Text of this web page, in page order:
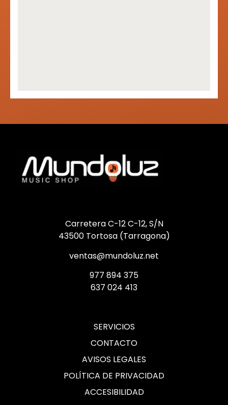
Carretera C-12 C-12, S/N
43500 Tortosa (Tarragona)
ventas@mundoluz.net
977 894 375
637 024 413
SERVICIOS
CONTACTO
AVISOS LEGALES
POLÍTICA DE PRIVACIDAD
ACCESIBILIDAD